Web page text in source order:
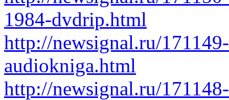
1984-dvdrip.html
http://newsignal.ru/
audiokniga.html
http://newsignal.ru/